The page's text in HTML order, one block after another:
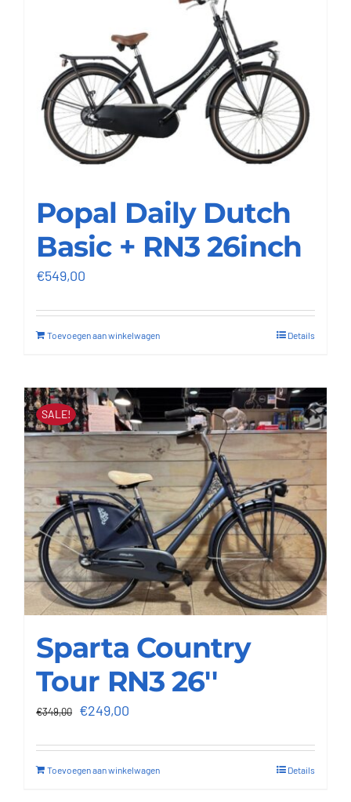
Popal Daily Dutch
Basic + RN3 26inch
€549,00
Toevoegen aan winkelwagen Details
SALE!
Sparta Country
Tour RN3 26''
€349,00
Oorspronkelijke
was:
€349,00.
€249,00
is:
€249,00.
Toevoegen aan winkelwagen Details